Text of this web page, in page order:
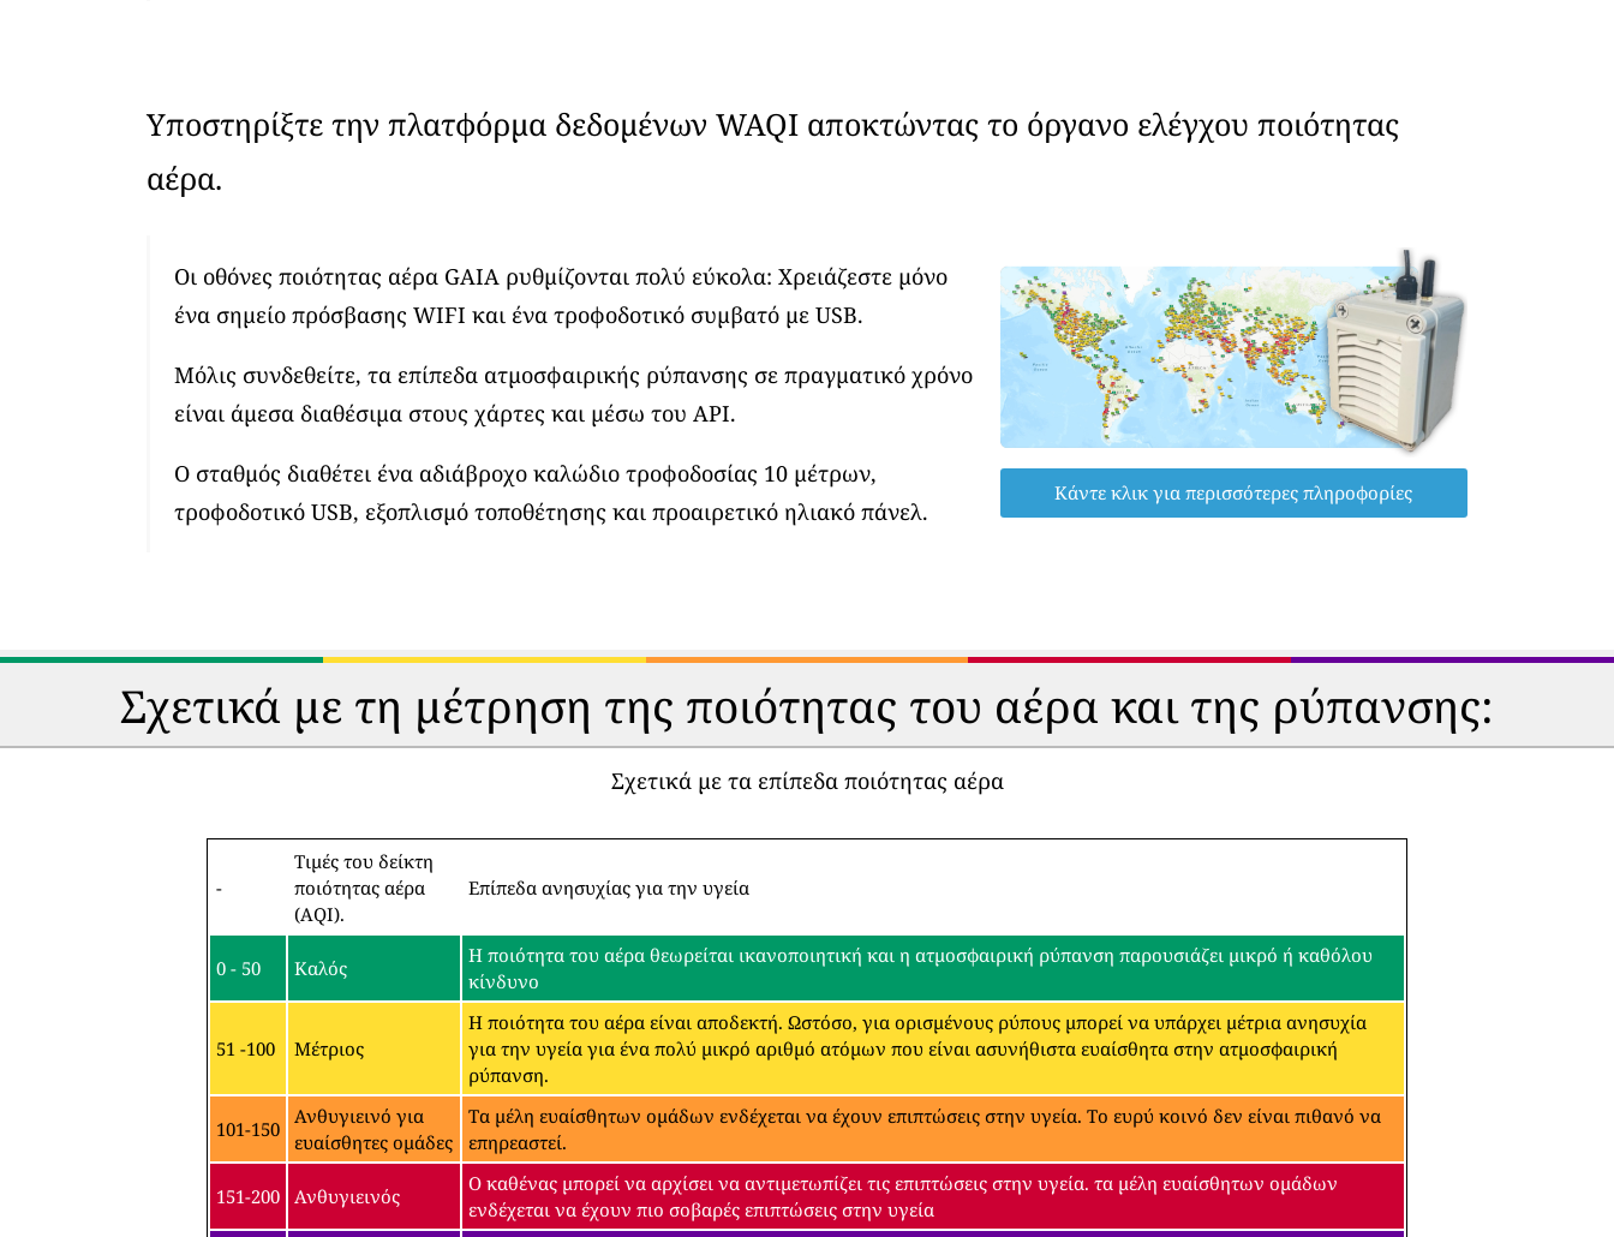
Υποστηρίξτε την πλατφόρμα δεδομένων WAQI αποκτώντας το όργανο ελέγχου ποιότητας
αέρα.
Οι οθόνες ποιότητας αέρα GAIA ρυθμίζονται πολύ εύκολα: Χρειάζεστε μόνο
ένα σημείο πρόσβασης WIFI και ένα τροφοδοτικό συμβατό με USB.
Μόλις συνδεθείτε, τα επίπεδα ατμοσφαιρικής ρύπανσης σε πραγματικό χρόνο
είναι άμεσα διαθέσιμα στους χάρτες και μέσω του API.
Ο σταθμός διαθέτει ένα αδιάβροχο καλώδιο τροφοδοσίας 10 μέτρων,
τροφοδοτικό USB, εξοπλισμό τοποθέτησης και προαιρετικό ηλιακό πάνελ.
Κάντε κλικ για περισσότερες πληροφορίες
Σχετικά με τη μέτρηση της ποιότητας του αέρα και της ρύπανσης:
Σχετικά με τα επίπεδα ποιότητας αέρα
-
Τιμές του δείκτη
ποιότητας αέρα
(AQI).
Επίπεδα ανησυχίας για την υγεία
0 - 50 Καλός
Η ποιότητα του αέρα θεωρείται ικανοποιητική και η ατμοσφαιρική ρύπανση παρουσιάζει μικρό ή καθόλου
κίνδυνο
51 -100 Μέτριος
Η ποιότητα του αέρα είναι αποδεκτή. Ωστόσο, για ορισμένους ρύπους μπορεί να υπάρχει μέτρια ανησυχία
για την υγεία για ένα πολύ μικρό αριθμό ατόμων που είναι ασυνήθιστα ευαίσθητα στην ατμοσφαιρική
ρύπανση.
101-150
Ανθυγιεινό για
ευαίσθητες ομάδες
Τα μέλη ευαίσθητων ομάδων ενδέχεται να έχουν επιπτώσεις στην υγεία. Το ευρύ κοινό δεν είναι πιθανό να
επηρεαστεί.
151-200 Ανθυγιεινός
Ο καθένας μπορεί να αρχίσει να αντιμετωπίζει τις επιπτώσεις στην υγεία. τα μέλη ευαίσθητων ομάδων
ενδέχεται να έχουν πιο σοβαρές επιπτώσεις στην υγεία